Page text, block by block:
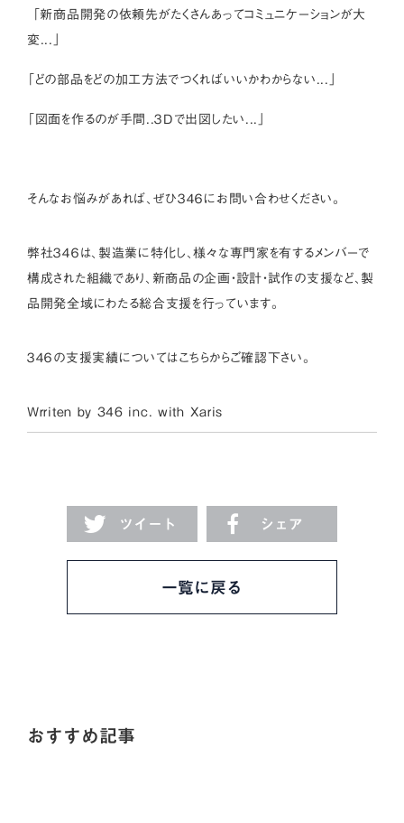
「新商品開発の依頼先がたくさんあってコミュニケーションが大
変...」
「どの部品をどの加工方法でつくればいいかわからない...」
「図面を作るのが手間..３Dで出図したい...」
そんなお悩みがあれば、ぜひ３４６にお問い合わせください。
弊社３４６は、製造業に特化し、様々な専門家を有するメンバーで
構成された組織であり、新商品の企画・設計・試作の支援など、製
品開発全域にわたる総合支援を行っています。
３４６の支援実績についてはこちらからご確認下さい。
Wrriten by 346 inc. with Xaris
ツイート シェア
一覧に戻る
おすすめ記事